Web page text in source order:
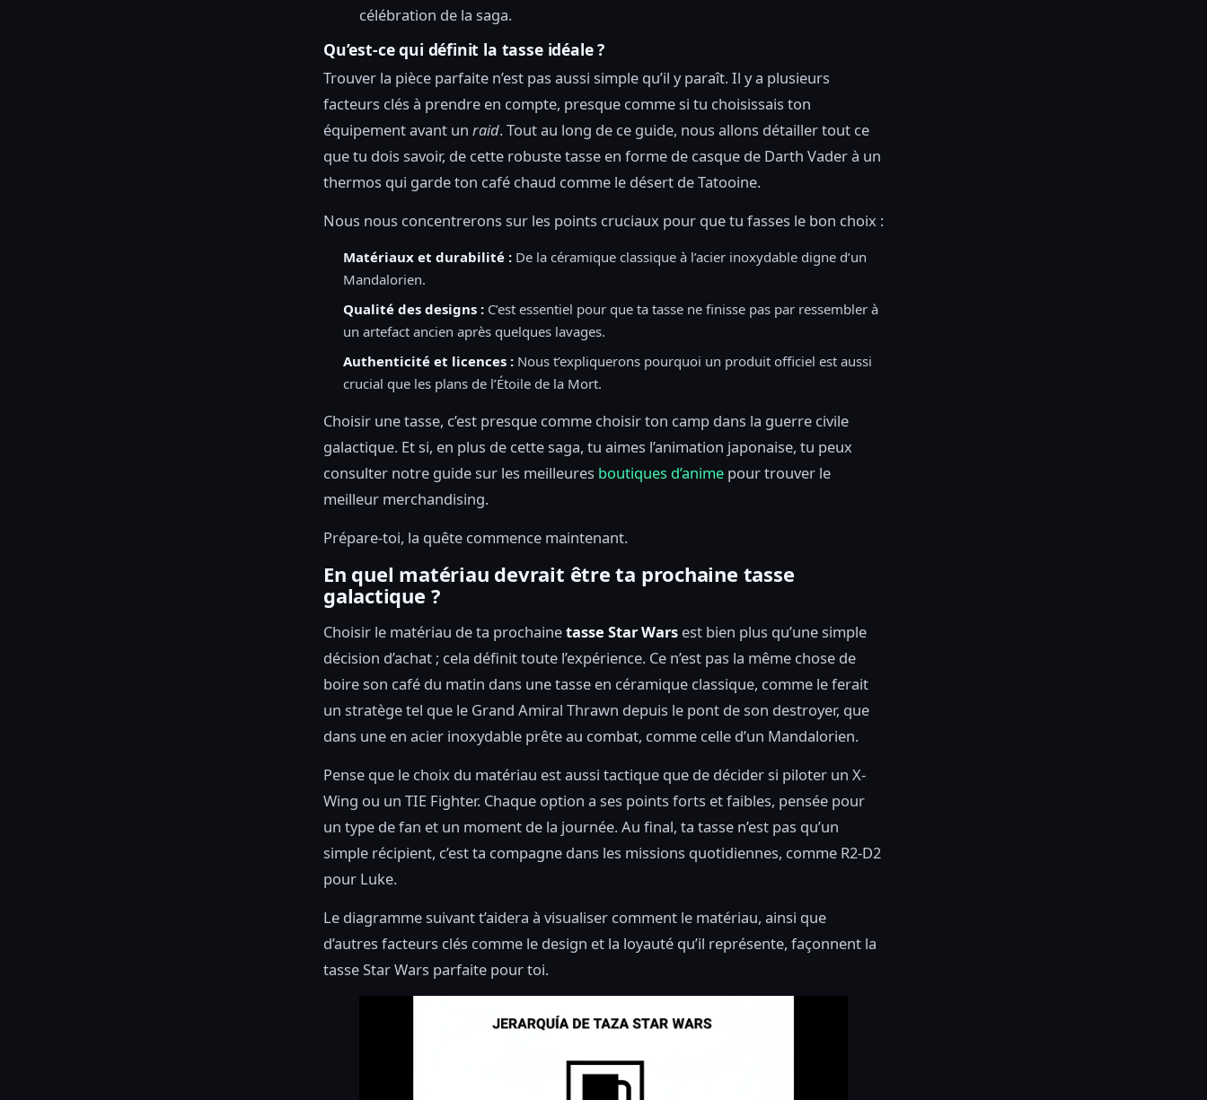
célébration de la saga.
Qu’est-ce qui définit la tasse idéale ?
Trouver la pièce parfaite n’est pas aussi simple qu’il y paraît. Il y a plusieurs
facteurs clés à prendre en compte, presque comme si tu choisissais ton
équipement avant un raid. Tout au long de ce guide, nous allons détailler tout ce
que tu dois savoir, de cette robuste tasse en forme de casque de Darth Vader à un
thermos qui garde ton café chaud comme le désert de Tatooine.
Nous nous concentrerons sur les points cruciaux pour que tu fasses le bon choix :
Matériaux et durabilité : De la céramique classique à l’acier inoxydable digne d’un
Mandalorien.
Qualité des designs : C’est essentiel pour que ta tasse ne finisse pas par ressembler à
un artefact ancien après quelques lavages.
Authenticité et licences : Nous t’expliquerons pourquoi un produit officiel est aussi
crucial que les plans de l’Étoile de la Mort.
Choisir une tasse, c’est presque comme choisir ton camp dans la guerre civile
galactique. Et si, en plus de cette saga, tu aimes l’animation japonaise, tu peux
consulter notre guide sur les meilleures boutiques d’anime pour trouver le
meilleur merchandising.
Prépare-toi, la quête commence maintenant.
En quel matériau devrait être ta prochaine tasse
galactique ?
Choisir le matériau de ta prochainetasse Star Wars est bien plus qu’une simple
décision d’achat ; cela définit toute l’expérience. Ce n’est pas la même chose de
boire son café du matin dans une tasse en céramique classique, comme le ferait
un stratège tel que le Grand Amiral Thrawn depuis le pont de son destroyer, que
dans une en acier inoxydable prête au combat, comme celle d’un Mandalorien.
Pense que le choix du matériau est aussi tactique que de décider si piloter un X-
Wing ou un TIE Fighter. Chaque option a ses points forts et faibles, pensée pour
un type de fan et un moment de la journée. Au final, ta tasse n’est pas qu’un
simple récipient, c’est ta compagne dans les missions quotidiennes, comme R2-D2
pour Luke.
Le diagramme suivant t’aidera à visualiser comment le matériau, ainsi que
d’autres facteurs clés comme le design et la loyauté qu’il représente, façonnent la
tasse Star Wars parfaite pour toi.